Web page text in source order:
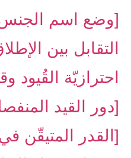
[وضع اسم
التقابل بين
احترازيّة القُيود
[دور القيد
[القدر المتيقّن